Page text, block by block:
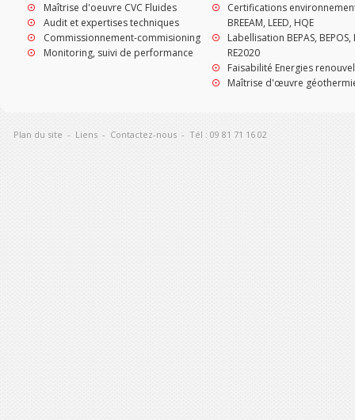
Maîtrise d'oeuvre CVC Fluides
Audit et expertises techniques
Commissionnement-commisioning
Monitoring, suivi de performance
Certifications
BREEAM, LEED, HQE
Labellisation BEPAS, BEPOS,
RE2020
Faisabilité Energies
Maîtrise d'œuvre
Plan du site - Liens - Contactez-nous - Tél : 09 81 71 16 02